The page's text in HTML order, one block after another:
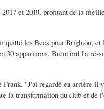
et 2019, profitant de la
quitté les Bees pour Brighton,
30 apparitions. Brentford l'a
"J'ai regardé en arrière
la transformation du club et de